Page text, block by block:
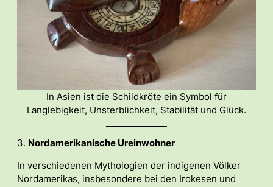
In Asien ist die Schildkröte ein Symbol für
Langlebigkeit, Unsterblichkeit, Stabilität und Glück.
3. Nordamerikanische Ureinwohner
In verschiedenen Mythologien der indigenen Völker
Nordamerikas, insbesondere bei den Irokesen und